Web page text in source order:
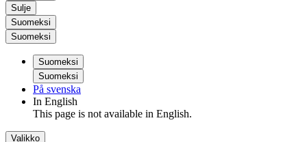
Sulje
Suomeksi
Suomeksi
Suomeksi
Suomeksi
På svenska
In English
This page is not available in English.
Valikko